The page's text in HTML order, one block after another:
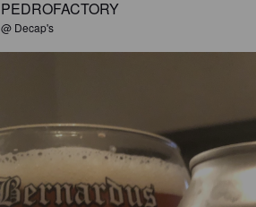
PEDROFACTORY
@ Decap's